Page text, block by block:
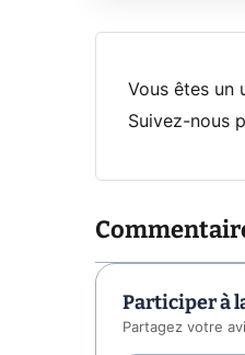
Vous êtes un
Suivez-nous
Participer à
Partagez votre